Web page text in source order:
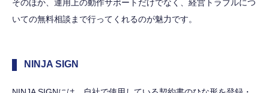
そのほか、運用上の動作サポートだけでなく、経営トラブルにつ
いての無料相談まで行ってくれるのが魅力です。
NINJA SIGN